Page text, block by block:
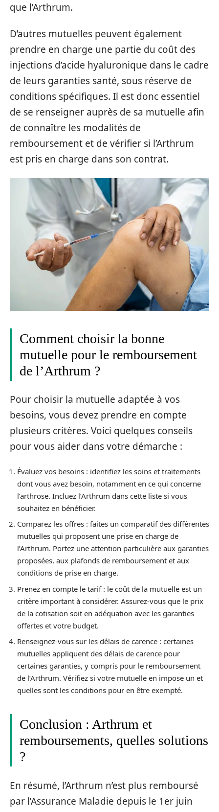
que l’Arthrum.
D’autres mutuelles peuvent également
prendre en charge une partie du coût des
injections d’acide hyaluronique dans le cadre
de leurs garanties santé, sous réserve de
conditions spécifiques. Il est donc essentiel
de se renseigner auprès de sa mutuelle afin
de connaître les modalités de
remboursement et de vérifier si l’Arthrum
est pris en charge dans son contrat.
Comment choisir la bonne
mutuelle pour le remboursement
de l’Arthrum ?
Pour choisir la mutuelle adaptée à vos
besoins, vous devez prendre en compte
plusieurs critères. Voici quelques conseils
pour vous aider dans votre démarche :
Évaluez vos besoins : identifiez les soins et traitements
dont vous avez besoin, notamment en ce qui concerne
l’arthrose. Incluez l’Arthrum dans cette liste si vous
souhaitez en bénéficier.
Comparez les offres : faites un comparatif des différentes
mutuelles qui proposent une prise en charge de
l’Arthrum. Portez une attention particulière aux garanties
proposées, aux plafonds de remboursement et aux
conditions de prise en charge.
Prenez en compte le tarif : le coût de la mutuelle est un
critère important à considérer. Assurez-vous que le prix
de la cotisation soit en adéquation avec les garanties
offertes et votre budget.
Renseignez-vous sur les délais de carence : certaines
mutuelles appliquent des délais de carence pour
certaines garanties, y compris pour le remboursement
de l’Arthrum. Vérifiez si votre mutuelle en impose un et
quelles sont les conditions pour en être exempté.
Conclusion : Arthrum et
remboursements, quelles solutions
?
En résumé, l’Arthrum n’est plus remboursé
par l’Assurance Maladie depuis le 1er juin